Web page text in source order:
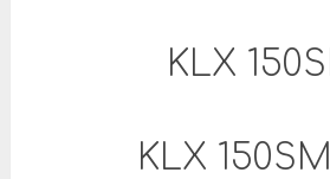
KLX
KLX